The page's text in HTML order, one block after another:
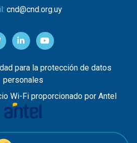
cnd@cnd.org.uy
para la protección de datos
personales
Wi-Fi proporcionado por Antel